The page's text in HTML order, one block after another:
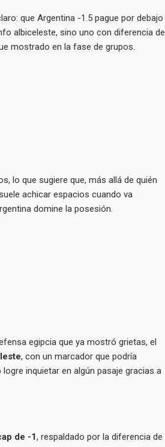
que Argentina -1.5 pague por debajo
albiceleste, sino uno con diferencia de
mostrado en la fase de grupos.
lo que sugiere que, más allá de quién
achicar espacios cuando va
domine la posesión.
egipcia que ya mostró grietas, el
, con un marcador que podría
inquietar en algún pasaje gracias a
de -1, respaldado por la diferencia de